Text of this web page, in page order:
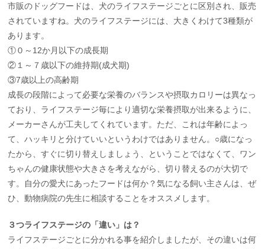
市販のドッグフードは、犬のライフステージごとに区別され、販売
されていますね。犬のライフステージには、大きくわけて3種類が
あります。
①０～12か月以下の成長期
②１～７歳以下の維持期(成犬期)
③7歳以上の高齢期
成長の段階によって必要な栄養のバランスや摂取カロリーは異なっ
ており、ライフステージ毎により適切な栄養摂取が出来るように、
メーカーさんが工夫してくれています。ただ、これは年齢によっ
て、ハッキリと分けていいというわけではありません。○歳になっ
たから、すぐに切り替えしましょう、ということではなくて、ワン
ちゃんの健康状態や大きさを考えながら、切り替えるのが大切で
す。自分の愛犬にあったフードは何か？気になる飼い主さんは、ぜ
ひ、動物病院の先生に相談することをオススメします。
３つライフステージの「違い」は？
ライフステージごとに分かれる事を紹介しましたが、その違いは何